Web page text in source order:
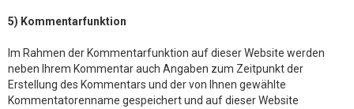
5) Kommentarfunktion
Im Rahmen der Kommentarfunktion auf dieser Website werden
neben Ihrem Kommentar auch Angaben zum Zeitpunkt der
Erstellung des Kommentars und der von Ihnen gewählte
Kommentatorenname gespeichert und auf dieser Website